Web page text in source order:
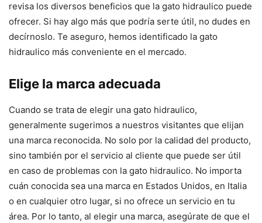
revisa los diversos beneficios que la gato hidraulico puede
ofrecer. Si hay algo más que podría serte útil, no dudes en
decírnoslo. Te aseguro, hemos identificado la gato
hidraulico más conveniente en el mercado.
Elige la marca adecuada
Cuando se trata de elegir una gato hidraulico,
generalmente sugerimos a nuestros visitantes que elijan
una marca reconocida. No solo por la calidad del producto,
sino también por el servicio al cliente que puede ser útil
en caso de problemas con la gato hidraulico. No importa
cuán conocida sea una marca en Estados Unidos, en Italia
o en cualquier otro lugar, si no ofrece un servicio en tu
área. Por lo tanto, al elegir una marca, asegúrate de que el